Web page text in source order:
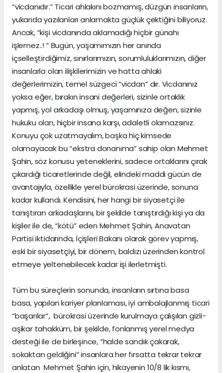
“vicdanıdır.” Ticari ahlakını bozmamış, düzgün insanların,
yukarıda yazılanları anlamakta güçlük çektiğini biliyoruz.
Ancak, “kişi vicdanında aklamadığı hiçbir günahı
işlemez..! ” Bugün, yaşamımızın her anında
içselleştirdiğimiz, sınırlarımızın, sorumluluklarımızın, diğer
insanlarla olan ilişkilerimizin ve hatta ahlaki
değerlerimizin, temel süzgeci “vicdan” dır. Vicdanınız
yoksa eğer, bırakın insani değerleri, sizinle ortaklık
yapmış, yol arkadaşı olmuş, yaşamınıza değen, sizinle
hukuku olan, hiçbir insana karşı, adaletli olamazsınız.
Konuyu çok uzatmayalım, başka hiç kimsede
olamayacak bu “ekstra donanıma” sahip olan Mehmet
Şahin, söz konusu yeteneklerini, sadece ortaklarını çırak
çıkardığı ticaretlerinde değil, elindeki maddi gücün de
avantajıyla, özellikle yerel bürokrasi üzerinde, sonuna
kadar kullandı. Kendisini, her hangi bir siyasetçi ile
tanıştıran arkadaşlarını, bir şekilde tanıştırdığı kişi ya da
kişiler ile de, “kötü” eden Mehmet Şahin, Anavatan
Partisi iktidarında, İçişleri Bakanı olarak görev yapmış,
eski bir siyasetçiyi, bir dönem, baldızı üzerinden kontrol
etmeye yeltenebilecek kadar işi ilerletmişti.
Tüm bu süreçlerin sonunda, insanların sırtına basa
basa, yapılan kariyer planlaması, iyi ambalajlanmış ticari
“başarılar”, bürokrasi üzerinde kurulmaya çalışılan gizli-
aşikar tahakküm, bir şekilde, fonlanmış yerel medya
desteği ile de birleşince, “halde sandık çakarak,
sokaktan geldiğini” insanlara her fırsatta tekrar tekrar
anlatan Mehmet Şahin için, hikayenin 10/8 lik kısmı,